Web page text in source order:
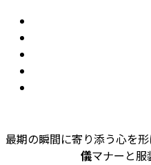
最期の瞬間に寄り添う心を
儀マナーと